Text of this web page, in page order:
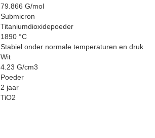
79.866 G/mol
Submicron
Titaniumdioxidepoeder
1890 °C
Stabiel onder normale temperaturen en druk
Wit
4.23 G/cm3
Poeder
2 jaar
TiO2